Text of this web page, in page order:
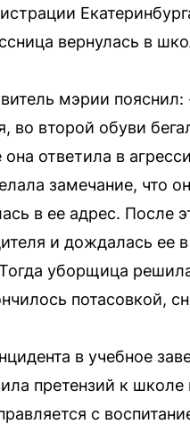
вернулась в
мэрии
во второй обуви
она ответила в
замечание, что
в ее адрес. После
и дождалась ее
уборщица
потасовкой,
в учебное
претензий к
с